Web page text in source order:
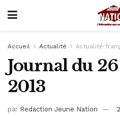
Accueil Actualité Actualité
Journal du
2013
par Redaction Jeune Nation